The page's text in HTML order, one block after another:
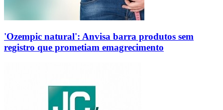
'Ozempic natural': Anvisa barra produtos sem
registro que prometiam emagrecimento